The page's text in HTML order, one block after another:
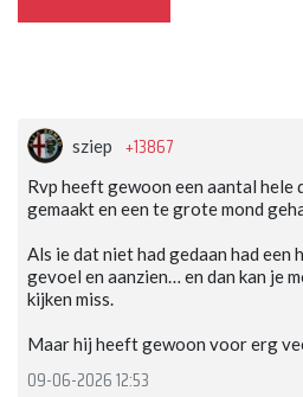
sziep +13867
Rvp heeft gewoon een aantal hele
gemaakt en een te grote mond
Als ie dat niet had gedaan had een
gevoel en aanzien… en dan kan je
kijken miss.
Maar hij heeft gewoon voor erg
09-06-2026 12:53